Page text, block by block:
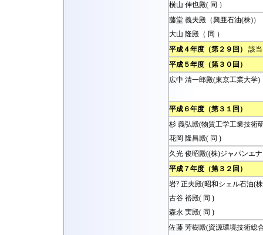
横山 伸也殿( 同 ）
藤堂 義夫殿（興亜石油(株)）
大山 隆殿（ 同 ）
平成４年度（第２９回）
該
平成５年度（第３０回）
広中 清一郎殿(東京工業大学)
平成６年度（第３１回）
杉 義弘殿(物質工学工業技術
花岡 隆昌殿( 同 )
久光 俊昭殿((株)ジャパンエ
平成７年度（第３２回）
岩? 正夫殿(昭和シェル石油(
古谷 裕殿( 同 )
森永 実殿( 同 )
佐藤 芳樹殿(資源環境技術総